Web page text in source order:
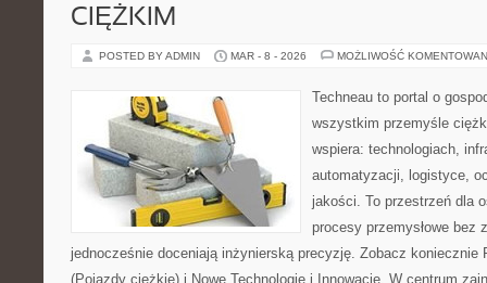
CIĘŻKIM
POSTED BY ADMIN MAR - 8 - 2026 MOŻLIWOŚĆ
Techneau to portal o
wszystkim przemyśle
wspiera: technologiach,
automatyzacji, logistyce,
jakości. To przestrzeń dla
procesy przemysłowe bez
jednocześnie doceniają inżynierską precyzję. Zobacz koniecznie
(Pojazdy ciężkie) i Nowe Technologie i Innowacje. W centrum